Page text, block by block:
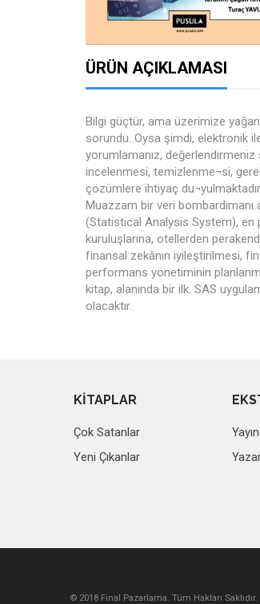
ÜRÜN AÇIKLAMASI
Bilgi güçtür, ama üzerimize
sorundu. Oysa şimdi, elektronik
yorumlamanız, değerlendirmeniz
incelenmesi, temizlenme¬si,
çözümlere ihtiyaç
Muazzam bir veri
(Statistical Analysis System), en
kuruluşlarına, otellerden
finansal zekânın iyileştirilmesi,
performans yönetiminin
kitap, alanında bir ilk. SAS
olacaktır.
KİTAPLAR
Çok Satanlar
Yeni Çıkanlar
© 2018 Final Pazarlama. Tüm Hakları Saklıdır.